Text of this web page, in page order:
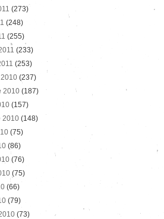
(273)
(248)
(255)
(233)
(253)
(237)
2010 (187)
(157)
2010 (148)
(75)
(86)
(76)
(75)
(66)
(79)
(73)